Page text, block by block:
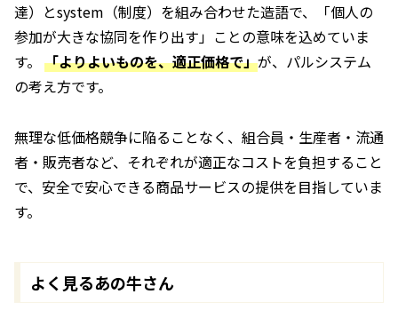
達）とsystem（制度）を組み合わせた造語で、「個人の
参加が大きな協同を作り出す」ことの意味を込めていま
す。 「よりよいものを、適正価格で」が、パルシステム
の考え方です。
無理な低価格競争に陥ることなく、組合員・生産者・流通
者・販売者など、それぞれが適正なコストを負担すること
で、安全で安心できる商品サービスの提供を目指していま
す。
よく見るあの牛さん